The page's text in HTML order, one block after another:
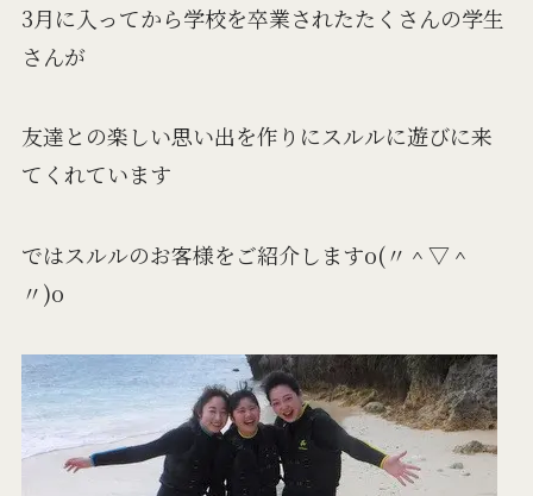
3月に入ってから学校を卒業されたたくさんの学生
さんが
友達との楽しい思い出を作りにスルルに遊びに来
てくれています
ではスルルのお客様をご紹介しますo(〃＾▽＾
〃)o